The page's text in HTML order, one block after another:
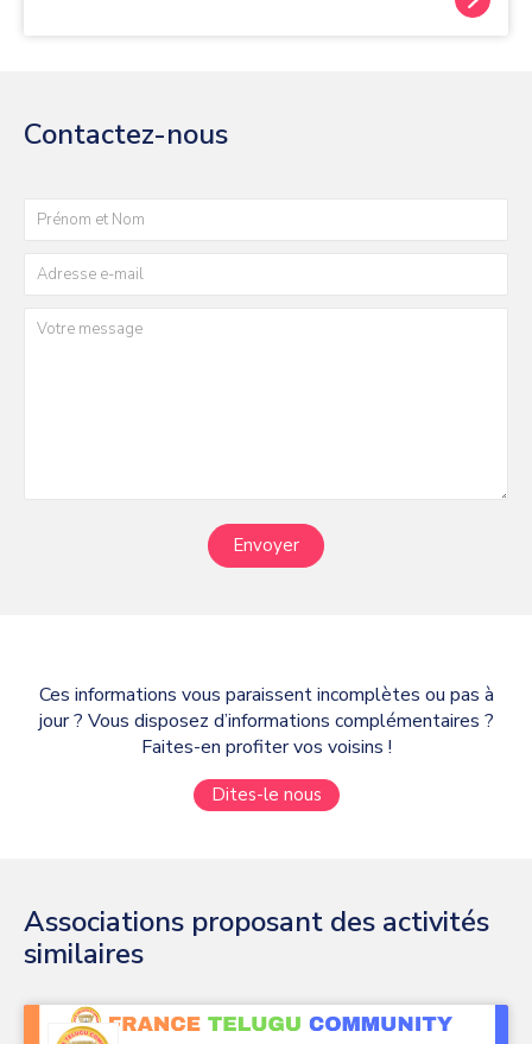
Contactez-nous
Envoyer
Ces informations vous paraissent incomplètes ou pas à
jour ? Vous disposez d’informations complémentaires ?
Faites-en profiter vos voisins !
Dites-le nous
Associations proposant des activités
similaires